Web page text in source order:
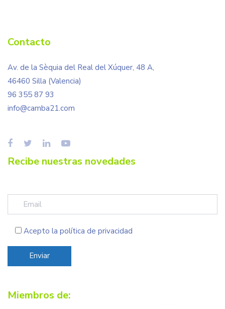
Contacto
Av. de la Sèquia del Real del Xúquer, 48 A,
46460 Silla (Valencia)
96 355 87 93
info@camba21.com
Recibe nuestras novedades
Acepto la política de privacidad
Miembros de: